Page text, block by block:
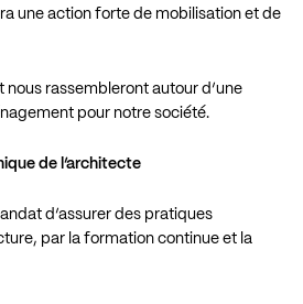
une action forte de mobilisation et de
rassembleront autour d’une
pour notre société.
de l’architecte
d’assurer des pratiques
par la formation continue et la